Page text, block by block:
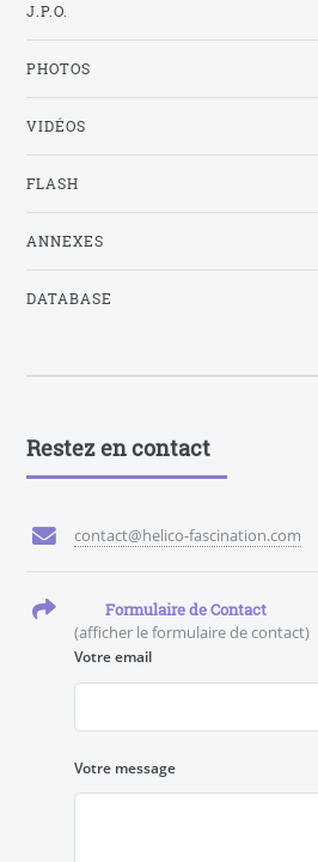
J.P.O.
PHOTOS
VIDÉOS
FLASH
ANNEXES
DATABASE
Restez en contact
contact@helico-fascination.com
Formulaire de Contact
(afficher le formulaire de contact)
Votre email
Votre message